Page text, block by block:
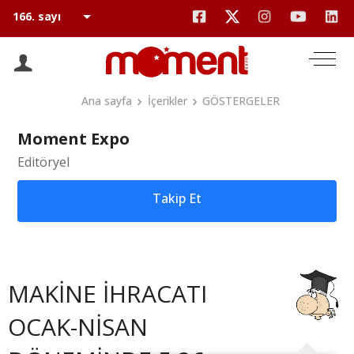
Ana sayfa İçerikler GÖSTERGELER
Moment Expo
Editöryel
Takip Et
MAKİNE İHRACATI
OCAK-NİSAN